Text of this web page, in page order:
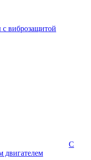
виброзащитой
С
двигателем